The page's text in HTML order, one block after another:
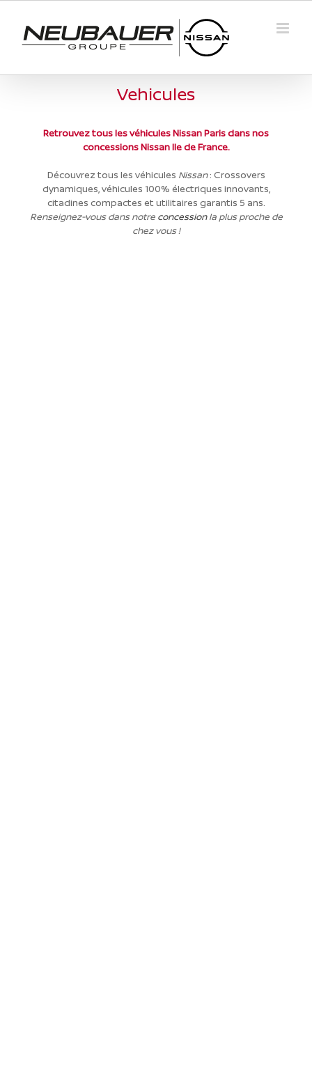
contenu
Vehicules
Retrouvez tous les véhicules Nissan Paris dans nos
concessions Nissan Ile de France.
Découvrez tous les véhicules Nissan: Crossovers
dynamiques, véhicules 100% électriques innovants,
citadines compactes et utilitaires garantis 5 ans.
Renseignez-vous dans notre concessionla plus proche de
chez vous !